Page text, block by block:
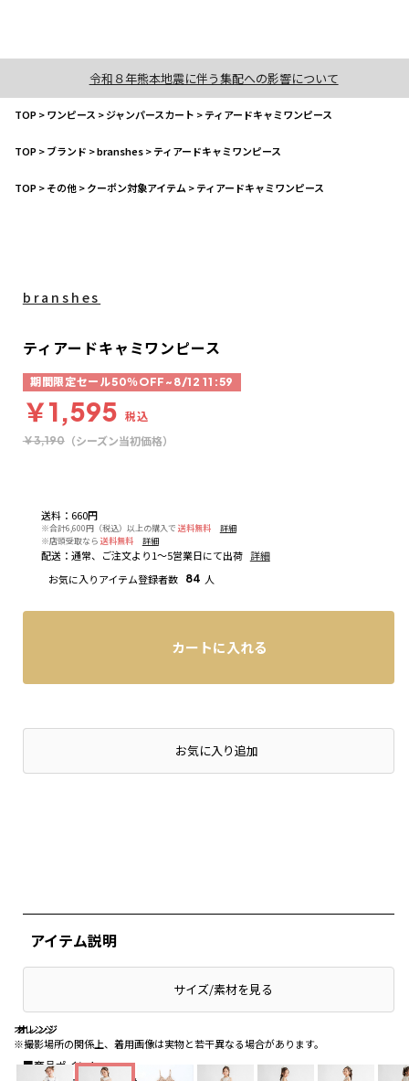
令和８年熊本地震に伴う集配への影響について
TOP>ワンピース >ジャンパースカート >ティアードキャミワンピース
TOP>ブランド >branshes>ティアードキャミワンピース
TOP>その他>クーポン対象アイテム >ティアードキャミワンピース
オレンジ
※撮影場所の関係上、着用画像は実物と若干異なる場合があります。
オレンジ
オレンジ
送料： 660円
※合計6,600円（税込）以上の購入で 送料無料
詳細
※店頭受取なら 送料無料 詳細
配送： 通常、ご注文より1～5営業日にて出荷 詳細
お気に入りアイテム登録者数
84 人
branshes
ティアードキャミワンピース
期間限定セール50％OFF~8/12 11:59
￥1,595 税込
￥3,190（シーズン当初価格）
カートに入れる
店頭在庫を確認するお気に入り追加
アイテム説明
サイズ/素材を見る
■商品ポイント